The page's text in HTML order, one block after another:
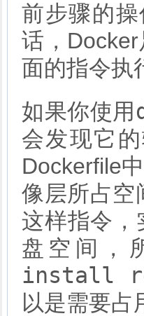
前步骤的
话，
面的指令执
如果你使用
会发现它
Dockerfile
像层所占空
这样指令，
盘空间，
install
以是需要占